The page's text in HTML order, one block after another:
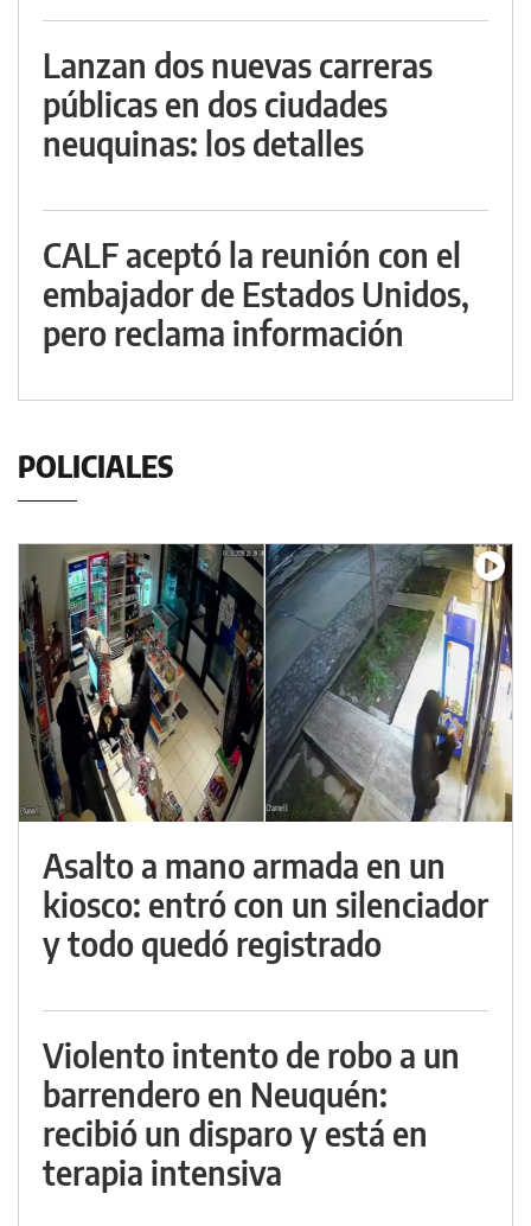
Lanzan dos nuevas carreras
públicas en dos ciudades
neuquinas: los detalles
CALF aceptó la reunión con el
embajador de Estados Unidos,
pero reclama información
POLICIALES
Asalto a mano armada en un
kiosco: entró con un silenciador
y todo quedó registrado
Violento intento de robo a un
barrendero en Neuquén:
recibió un disparo y está en
terapia intensiva